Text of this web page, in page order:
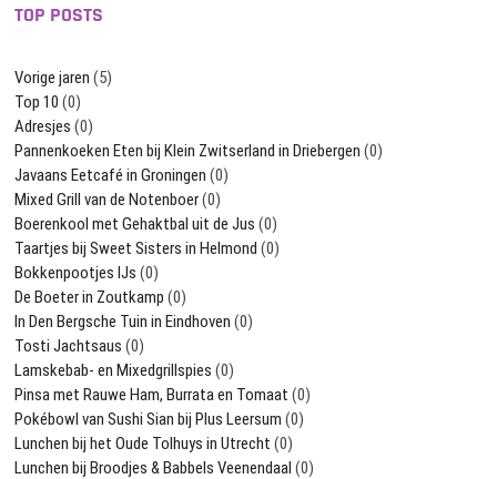
TOP POSTS
Vorige jaren (5)
Top 10 (0)
Adresjes (0)
Pannenkoeken Eten bij Klein Zwitserland in Driebergen (0)
Javaans Eetcafé in Groningen (0)
Mixed Grill van de Notenboer(0)
Boerenkool met Gehaktbal uit de Jus (0)
Taartjes bij Sweet Sisters in Helmond (0)
Bokkenpootjes IJs (0)
De Boeter in Zoutkamp (0)
In Den Bergsche Tuin in Eindhoven (0)
Tosti Jachtsaus (0)
Lamskebab- en Mixedgrillspies (0)
Pinsa met Rauwe Ham, Burrata en Tomaat (0)
Pokébowl van Sushi Sian bij Plus Leersum (0)
Lunchen bij het Oude Tolhuys in Utrecht (0)
Lunchen bij Broodjes & Babbels Veenendaal (0)